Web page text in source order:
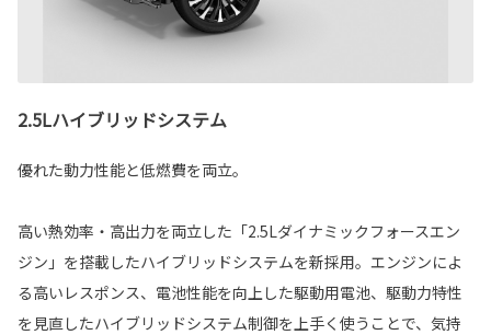
2.5Lハイブリッドシステム
優れた動力性能と低燃費を両立。
高い熱効率・高出力を両立した「2.5Lダイナミックフォースエン
ジン」を搭載したハイブリッドシステムを新採用。エンジンによ
る高いレスポンス、電池性能を向上した駆動用電池、駆動力特性
を見直したハイブリッドシステム制御を上手く使うことで、気持